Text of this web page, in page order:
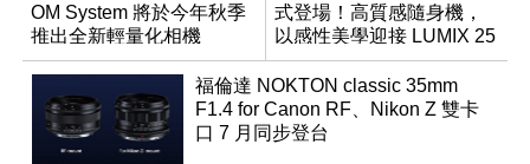
OM System 將於今年秋季
推出全新輕量化相機
式登場！高質感隨身機，
以感性美學迎接 LUMIX 25
週年
福倫達 NOKTON classic 35mm
F1.4 for Canon RF、Nikon Z 雙卡
口 7 月同步登台